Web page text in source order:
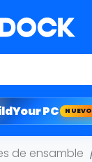
Your PC NUEVO
de ensamble